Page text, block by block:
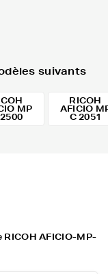
suivants
MP
RICOH
AFICIO
C 2051
AFICIO-MP-